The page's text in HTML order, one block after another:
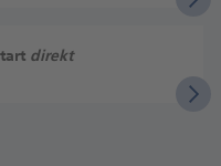
direkt